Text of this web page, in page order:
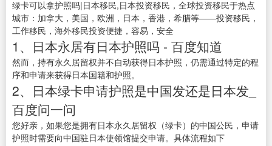
绿卡可以拿护照吗|日本移民,日本投资移民，全球投资移民于热点
城市：加拿大，美国，欧洲，日本，香港，希腊等——投资移民，
工作移民，海外移民投资便捷，容易，安全
1、日本永居有日本护照吗 - 百度知道
然而，持有永久居留权并不自动获得日本护照，仍需通过特定的程
序和申请来获得日本国籍和护照。
2、日本绿卡申请护照是中国发还是日本发_
百度问一问
您好亲，如果您是拥有日本永久居留权（绿卡）的中国公民，申请
护照时需要向中国驻日本使领馆提交申请。具体流程如下